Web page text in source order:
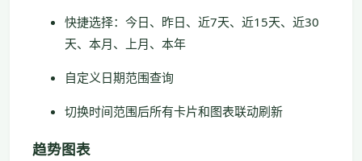
快捷选择：今日、昨日、近7天、近15天、近30
天、本月、上月、本年
自定义日期范围查询
切换时间范围后所有卡片和图表联动刷新
趋势图表